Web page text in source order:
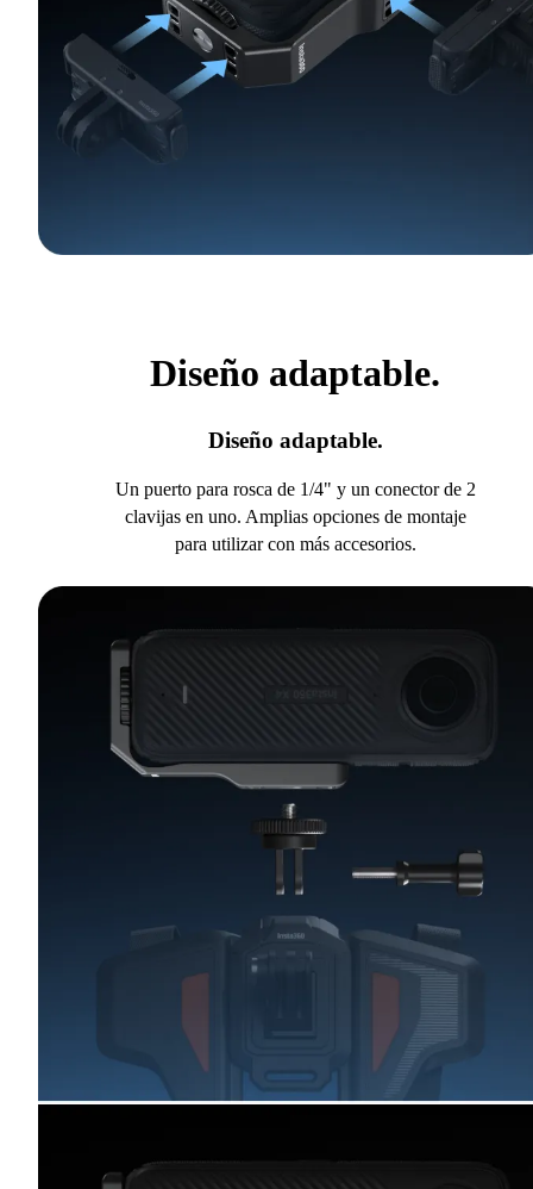
Diseño adaptable.
Diseño adaptable.
Un puerto para rosca de 1/4" y un conector de 2
clavijas en uno. Amplias opciones de montaje
para utilizar con más accesorios.